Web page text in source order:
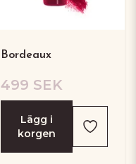
Bordeaux
499 SEK
Lägg i
korgen